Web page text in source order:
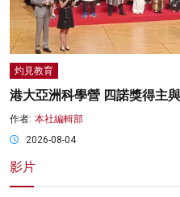
灼見教育
港大亞洲科學營 四諾獎得主
作者: 本社編輯部
2026-08-04
影片